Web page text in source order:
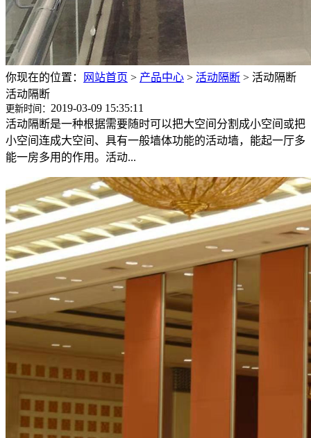
你现在的位置： 网站首页 > 产品中心 > 活动隔断 > 活动隔断
活动隔断
更新时间： 2019-03-09 15:35:11
活动隔断是一种根据需要随时可以把大空间分割成小空间或把
小空间连成大空间、具有一般墙体功能的活动墙，能起一厅多
能一房多用的作用。活动...